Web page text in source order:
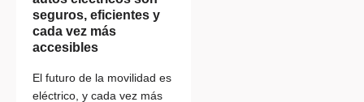
seguros, eficientes y
cada vez más
accesibles
El futuro de la movilidad es
eléctrico, y cada vez más